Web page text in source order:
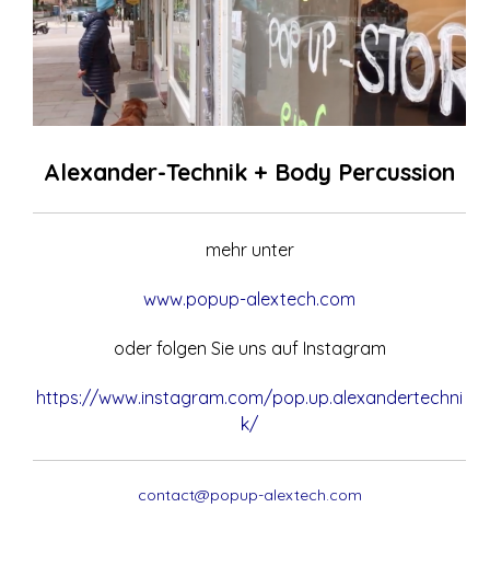
Alexander-Technik + Body Percussion
mehr unter
www.popup-alextech.com
oder folgen Sie uns auf Instagram
https://www.instagram.com/pop.up.alexandertechni
k/
contact@popup-alextech.com